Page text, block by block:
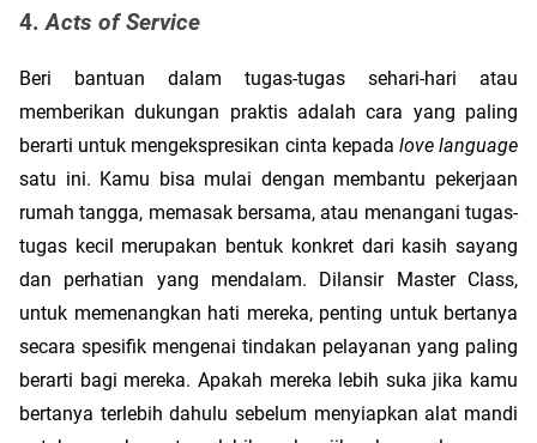
4. Acts of Service
Beri bantuan dalam tugas-tugas sehari-hari atau
memberikan dukungan praktis adalah cara yang paling
berarti untuk mengekspresikan cinta kepada
satu ini. Kamu bisa mulai dengan membantu pekerjaan
rumah tangga, memasak bersama, atau menangani tugas-
tugas kecil merupakan bentuk konkret dari kasih sayang
dan perhatian yang mendalam. Dilansir Master Class,
untuk memenangkan hati mereka, penting untuk bertanya
secara spesifik mengenai tindakan pelayanan yang paling
berarti bagi mereka. Apakah mereka lebih suka jika kamu
bertanya terlebih dahulu sebelum menyiapkan alat mandi